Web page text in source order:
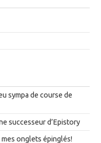
sympa de course de
successeur d’Epistory
onglets épinglés!